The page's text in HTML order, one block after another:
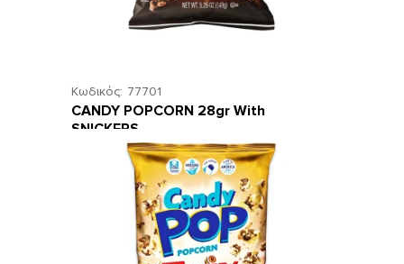
Κωδικός: 77701
CANDY POPCORN 28gr With
SNICKERS